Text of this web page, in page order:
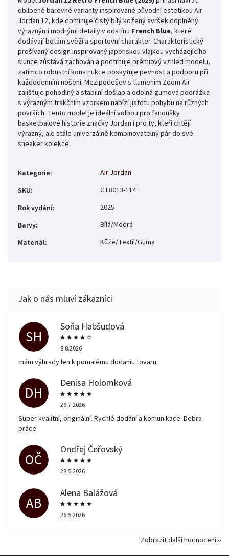
oblíbené barevné varianty inspirované původní estetikou Air
Jordan 12, kde dominuje čistý bílý kožený svršek doplněný
výraznými modrými detaily v odstínu French Blue, které
dodávají botám svěží a sportovní charakter. Charakteristický
prošívaný design inspirovaný japonskou vlajkou vycházejícího
slunce zůstává zachován a podtrhuje prémiový vzhled modelu,
zatímco robustní konstrukce poskytuje pevnost a podporu při
každodenním nošení. Mezipodešev s tlumením Zoom Air
zajišťuje pohodlný a stabilní došlap a odolná gumová podrážka
s výrazným trakčním vzorkem nabízí jistotu pohybu na různých
površích. Tento model je ideální volbou pro fanoušky
basketbalové historie značky Jordan i pro ty, kteří chtějí
výrazný, ale stále univerzálně kombinovatelný pár do své
sneaker kolekce.
Kategorie:
Air Jordan
SKU:
CT8013-114
Rok vydání:
2025
Barvy:
Bílá/Modrá
Materiál: Kůže/Textil/Guma
SH
Soňa Habšudová
8.8.2026
mám výhrady len k pomalému dodaniu tovaru
DH
Denisa Holomková
26.7.2026
Super kvalitní, originální. Rychlé dodání a komunikace. Dobra
práce
OČ
Ondřej Čeřovský
28.5.2026
AB
Alena Balážová
26.5.2026
Zobrazit další hodnocení